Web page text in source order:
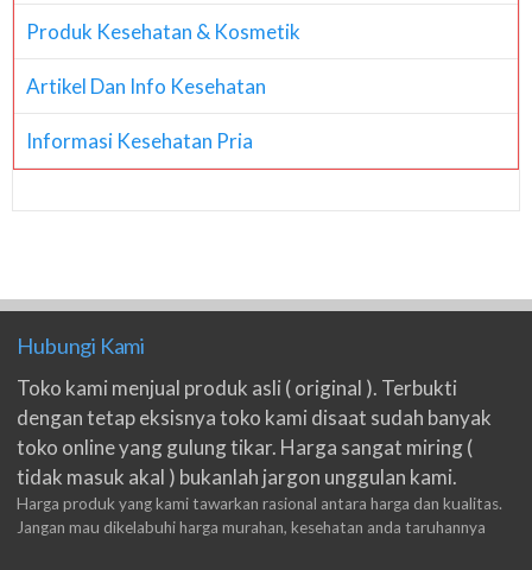
Produk Kesehatan & Kosmetik
Artikel Dan Info Kesehatan
Informasi Kesehatan Pria
Hubungi Kami
Toko kami menjual produk asli ( original ). Terbukti
dengan tetap eksisnya toko kami disaat sudah banyak
toko online yang gulung tikar. Harga sangat miring (
tidak masuk akal ) bukanlah jargon unggulan kami.
Harga produk yang kami tawarkan rasional antara harga dan kualitas.
Jangan mau dikelabuhi harga murahan, kesehatan anda taruhannya